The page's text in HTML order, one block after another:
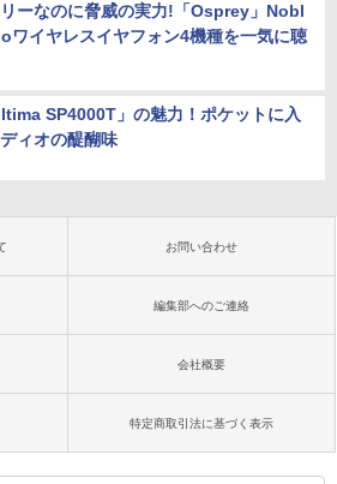
ーなのに脅威の実力!「Osprey」Nobl
ワイヤレスイヤフォン4機種を一気に聴
SP4000T」の魅力！ポケットに入
ィオの醍醐味
お問い合わせ
編集部へのご連絡
会社概要
特定商取引法に基づく表示